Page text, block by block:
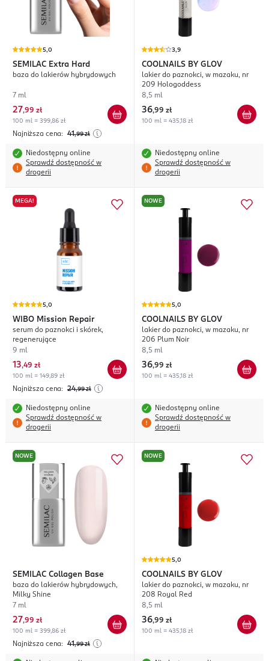
5,0
SEMILAC Extra Hard
baza do lakierów hybrydowych
7 ml
27,99 zł
100 ml = 399,86 zł
Najniższa cena: 41,99 zł
Niedostępny online
Sprawdź dostępność w
drogerii
3,9
COOLNAILS BY GLOV
lakier do paznokci, w mazaku, nr
209 Hologoddess
8,5 ml
36,99 zł
100 ml = 435,18 zł
Niedostępny online
Sprawdź dostępność w
drogerii
MEGA!
5,0
WIBO Mission Repair
serum do paznokci i skórek,
regenerujące
9 ml
13,49 zł
100 ml = 149,89 zł
Najniższa cena: 24,99 zł
Niedostępny online
Sprawdź dostępność w
drogerii
NOWE
5,0
COOLNAILS BY GLOV
lakier do paznokci, w mazaku, nr
206 Plum Noir
8,5 ml
36,99 zł
100 ml = 435,18 zł
Niedostępny online
Sprawdź dostępność w
drogerii
NOWE
SEMILAC Collagen Base
baza do lakierów hybrydowych,
Milky Shine
7 ml
27,99 zł
100 ml = 399,86 zł
Najniższa cena: 41,99 zł
NOWE
5,0
COOLNAILS BY GLOV
lakier do paznokci, w mazaku, nr
208 Royal Red
8,5 ml
36,99 zł
100 ml = 435,18 zł